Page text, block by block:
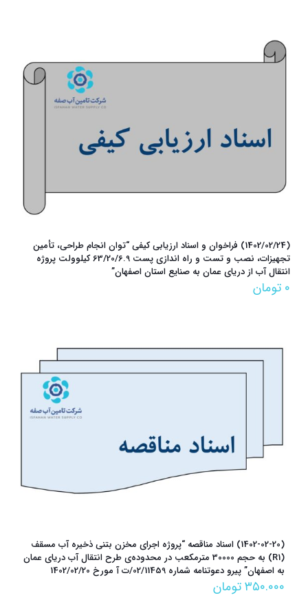
(1402/02/24) فراخوان و اسناد ارزيابي کیفي “توان انجام طراحي، تأمین
تجهیزات، نصب و تست و راه اندازی پست 63/20/6.9 کیلوولت پروژه
انتقال آب از دريای عمان به صنايع استان اصفهان”
۰ تومان
(1402-02-20) اسناد مناقصه “پروژه اجرای مخزن بتنی ذخیره آب مسقف
(R1) به حجم 30000 مترمکعب در محدوده‌ی طرح انتقال آب دریای عمان
به اصفهان” پیرو دعوتنامه شماره 02/11459/ت آ مورخ 1402/02/20
۳۵۰.۰۰۰تومان